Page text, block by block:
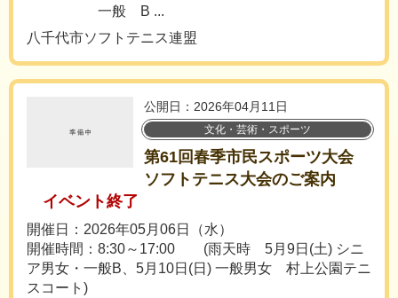
一般 B ...
八千代市ソフトテニス連盟
公開日：2026年04月11日
文化・芸術・スポーツ
第61回春季市民スポーツ大会
ソフトテニス大会のご案内
イベント終了
開催日：2026年05月06日（水）
開催時間：8:30～17:00 (雨天時 5月9日(土) シニ
ア男女・一般B、5月10日(日) 一般男女 村上公園テニ
スコート)